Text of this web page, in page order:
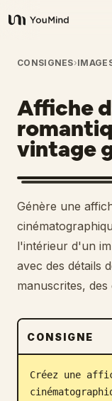
YouMind
Aperçu
Cas d'usage
Compétences
Invites
Tarifs
Télécharger
Blog
Mises à jour
CONSIGNES›
Affiche
vintage
Génère une
l'intérieur d'un
avec des détails
manuscrites,
CONSIGNE
Créez une